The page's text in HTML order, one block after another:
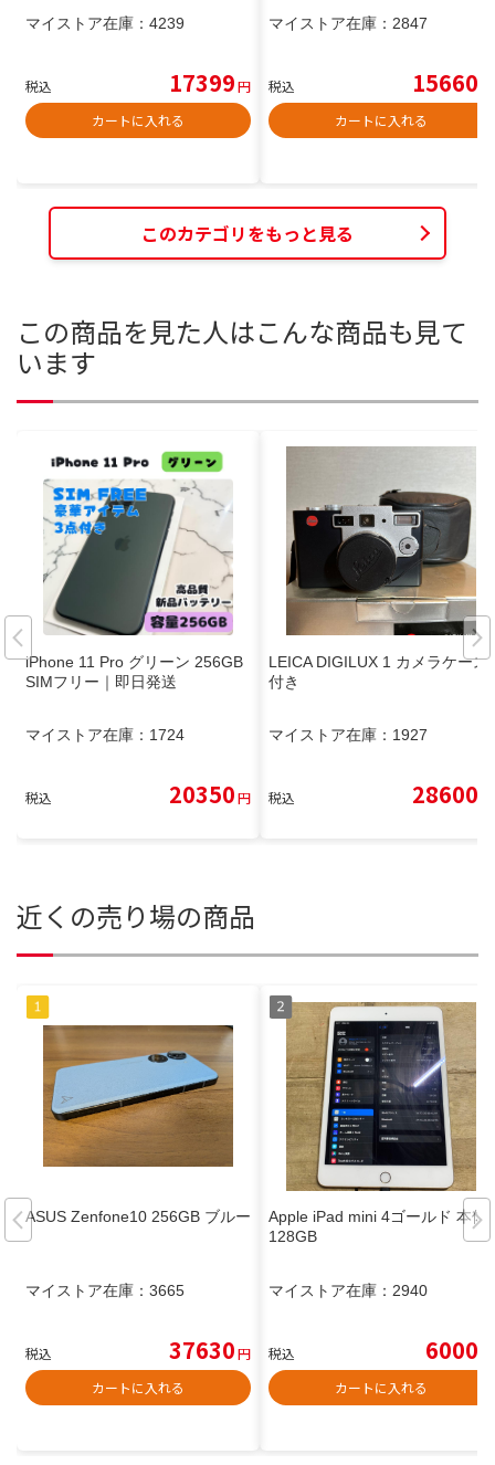
マイストア在庫： 4239
税込 17399円
カートに入れる
マイストア在庫： 2847
税込 15660
カートに入れる
このカテゴリをもっと見る
この商品を見た人はこんな商品も見て
います
iPhone 11 Pro グリーン 256GB
SIMフリー｜即日発送
マイストア在庫： 1724
税込 20350円
LEICA DIGILUX 1 カメラケース
付き
マイストア在庫： 1927
税込 28600
近くの売り場の商品
ASUS Zenfone10 256GB ブルー
マイストア在庫： 3665
税込 37630円
カートに入れる
Apple iPad mini 4ゴールド 本体
128GB
マイストア在庫： 2940
税込 6000
カートに入れる